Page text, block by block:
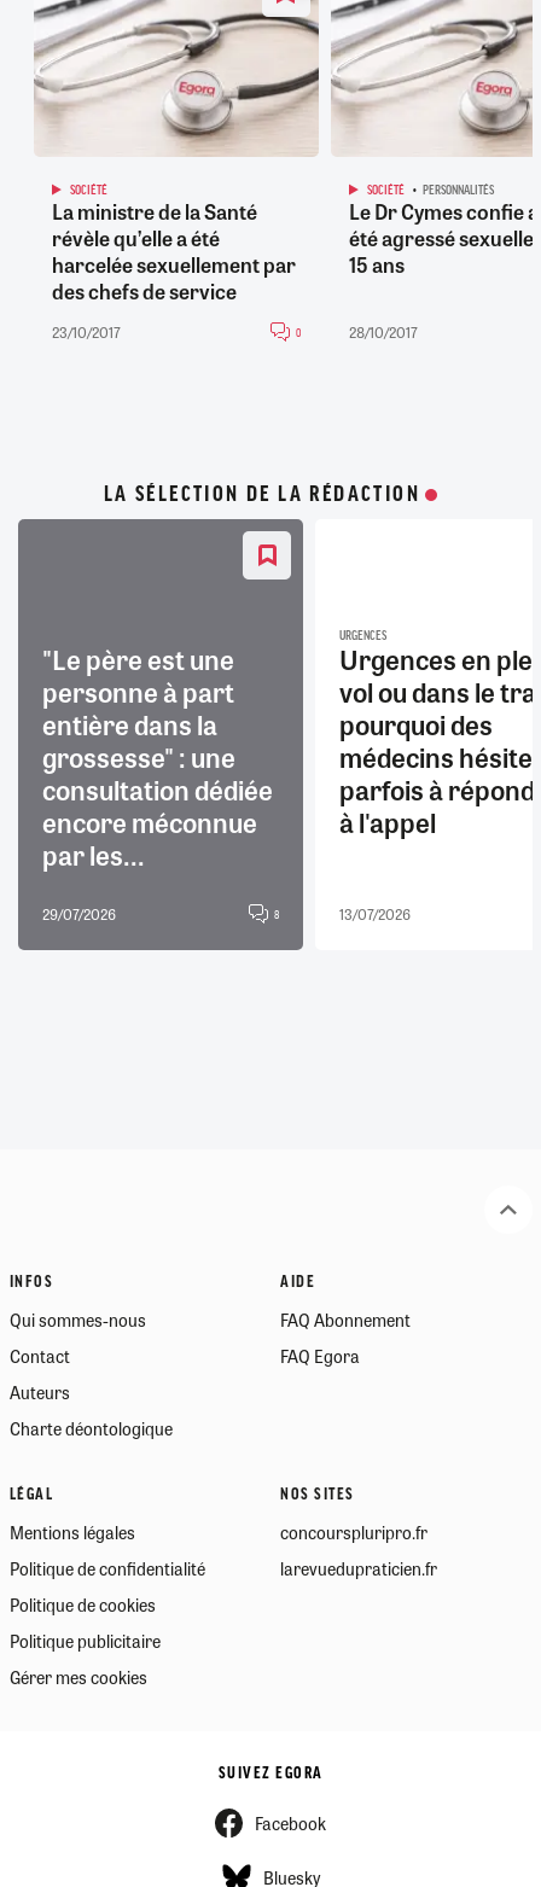
SOCIÉTÉ
La ministre de la Santé
révèle qu’elle a été
harcelée sexuellement par
des chefs de service
23/10/2017 0
SOCIÉTÉ PERSONNALITÉS
Le Dr Cymes confie
été agressé
15 ans
28/10/2017
LA SÉLECTION DE LA RÉDACTION
"Le père est une
personne à part
entière dans la
grossesse" : une
consultation dédiée
encore méconnue
par les...
29/07/2026 8
URGENCES
Urgences en
vol ou dans le
pourquoi des
médecins
parfois à
à l'appel
13/07/2026
INFOS
Qui sommes-nous
Contact
Auteurs
Charte déontologique
AIDE
FAQ Abonnement
FAQ Egora
LÉGAL
Mentions légales
Politique de confidentialité
Politique de cookies
Politique publicitaire
Gérer mes cookies
NOS SITES
concourspluripro.fr
larevuedupraticien.fr
SUIVEZ EGORA
Facebook
Bluesky